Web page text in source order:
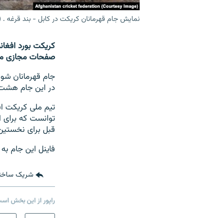
نمایش جام قهرمانان کریکت در کابل - بند
صفحات مجازی
جام قهرمانان
در این جام
توانست که برای
قبل برای
فاینل این جام
شریک
راپور از این بخش